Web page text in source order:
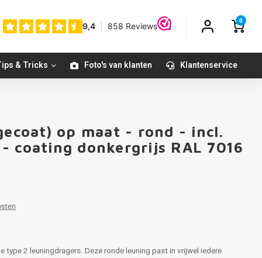
0
& Tricks Foto's van klanten Klantenservice
op maat - rond - incl.
coating donkergrijs RAL 7016
2 leuningdragers. Deze ronde leuning past in vrijwel iedere